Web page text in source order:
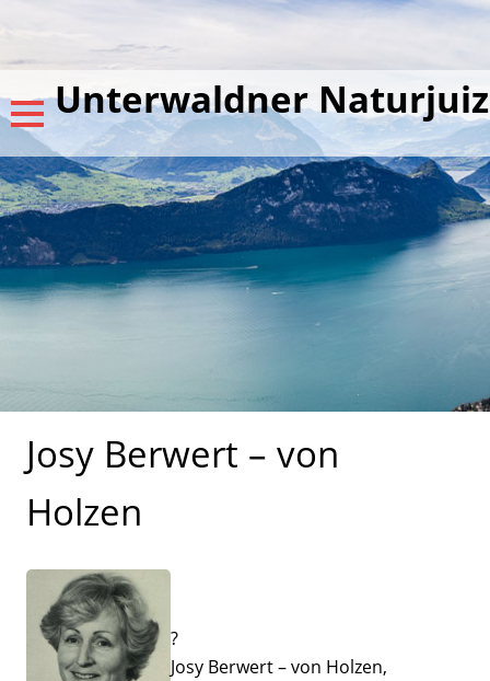
Unterwaldner Naturjuiz
Josy Berwert – von
Holzen
?
Josy Berwert – von Holzen,